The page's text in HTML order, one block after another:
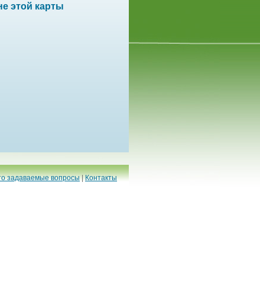
этой карты
задаваемые вопросы|Контакты